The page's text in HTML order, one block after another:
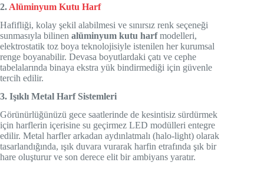
2. Alüminyum Kutu Harf
Hafifliği, kolay şekil alabilmesi ve sınırsız renk seçeneği
sunmasıyla bilinen alüminyum kutu harfmodelleri,
elektrostatik toz boya teknolojisiyle istenilen her kurumsal
renge boyanabilir. Devasa boyutlardaki çatı ve cephe
tabelalarında binaya ekstra yük bindirmediği için güvenle
tercih edilir.
3. Işıklı Metal Harf Sistemleri
Görünürlüğünüzü gece saatlerinde de kesintisiz sürdürmek
için harflerin içerisine su geçirmez LED modülleri entegre
edilir. Metal harfler arkadan aydınlatmalı (halo-light) olarak
tasarlandığında, ışık duvara vurarak harfin etrafında şık bir
hare oluşturur ve son derece elit bir ambiyans yaratır.